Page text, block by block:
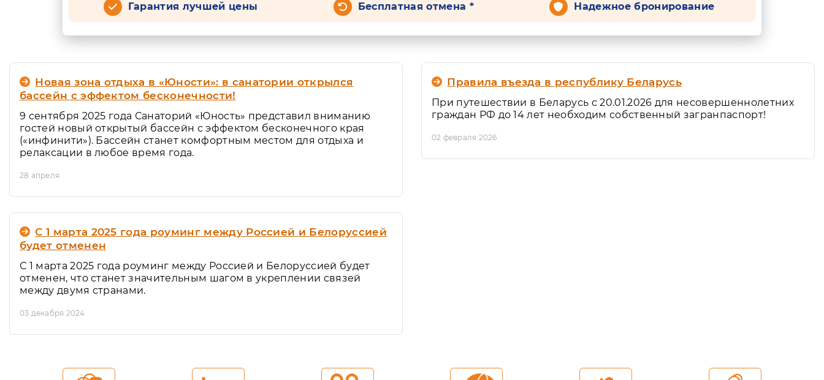
Гарантия лучшей цены Бесплатная отмена * Надежное бронирование
Новая зона отдыха в «Юности»: в санатории открылся
бассейн с эффектом бесконечности!
9 сентября 2025 года Санаторий «Юность» представил вниманию
гостей новый открытый бассейн с эффектом бесконечного края
(«инфинити»). Бассейн станет комфортным местом для отдыха и
релаксации в любое время года.
28 апреля
Правила въезда в республику Беларусь
При путешествии в Беларусь с 20.01.2026 для несовершеннолетних
граждан РФ до 14 лет необходим собственный загранпаспорт!
02 февраля 2026
С 1 марта 2025 года роуминг между Россией и Белоруссией
будет отменен
С 1 марта 2025 года роуминг между Россией и Белоруссией будет
отменен, что станет значительным шагом в укреплении связей
между двумя странами.
03 декабря 2024